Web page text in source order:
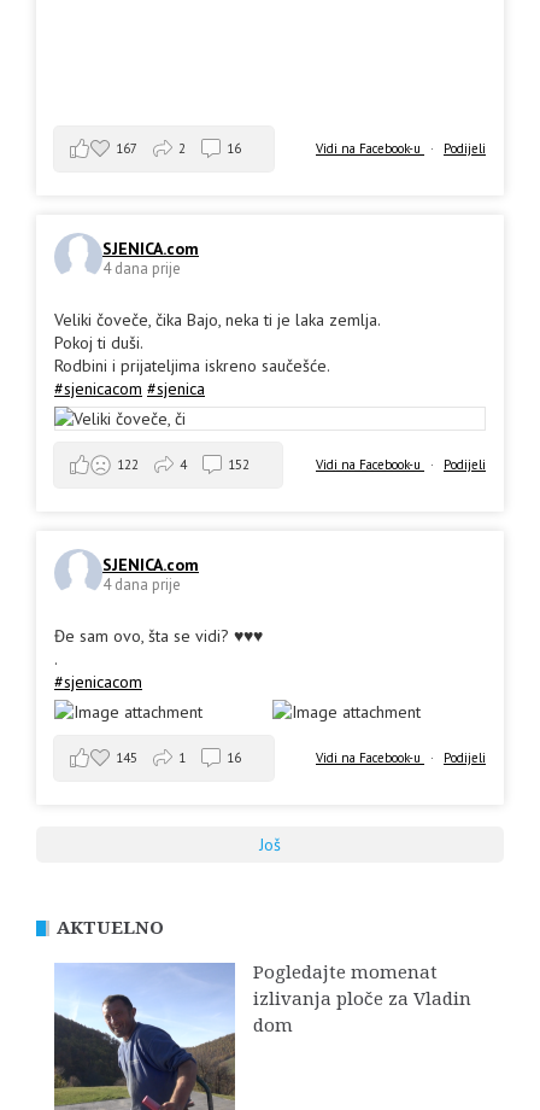
Vidi na Facebook-u · Podijeli
167 2 16
SJENICA.com
4 dana prije
Veliki čoveče, čika Bajo, neka ti je laka zemlja.
Pokoj ti duši.
Rodbini i prijateljima iskreno saučešće.
#sjenicacom #sjenica
Vidi na Facebook-u · Podijeli
122 4 152
SJENICA.com
4 dana prije
Đe sam ovo, šta se vidi? ♥️♥️♥️
.
#sjenicacom
Vidi na Facebook-u · Podijeli
145 1 16
Još
AKTUELNO
Pogledajte momenat
izlivanja ploče za Vladin
dom